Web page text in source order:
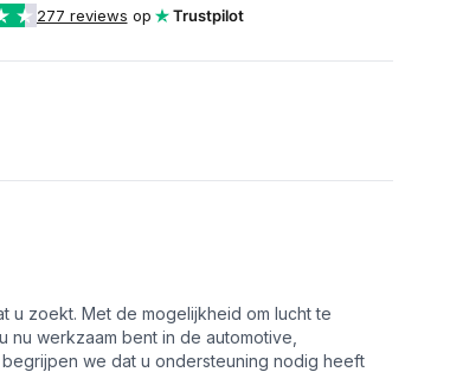
277 reviews op Trustpilot
u zoekt. Met de mogelijkheid om lucht te
werkzaam bent in de automotive,
we dat u ondersteuning nodig heeft